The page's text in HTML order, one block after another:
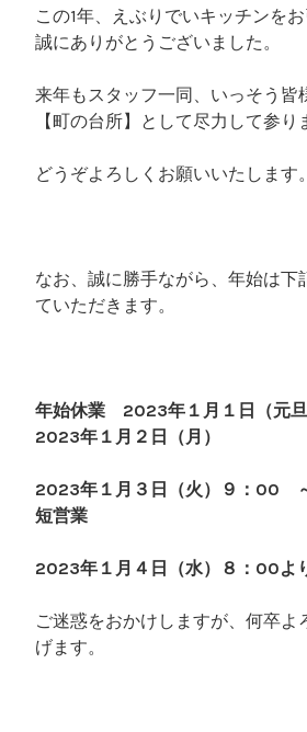
この1年、えぶりでいキッチンを
誠にありがとうございました。
来年もスタッフ一同、いっそう皆
【町の台所】として尽力して参り
どうぞよろしくお願いいたします。
なお、誠に勝手ながら、年始は下
ていただきます。
年始休業 2023年１月１日（元
2023年１月２日（月）
2023年１月３日（火）９：00
短営業
2023年１月４日（水）８：00よ
ご迷惑をおかけしますが、何卒よ
げます。